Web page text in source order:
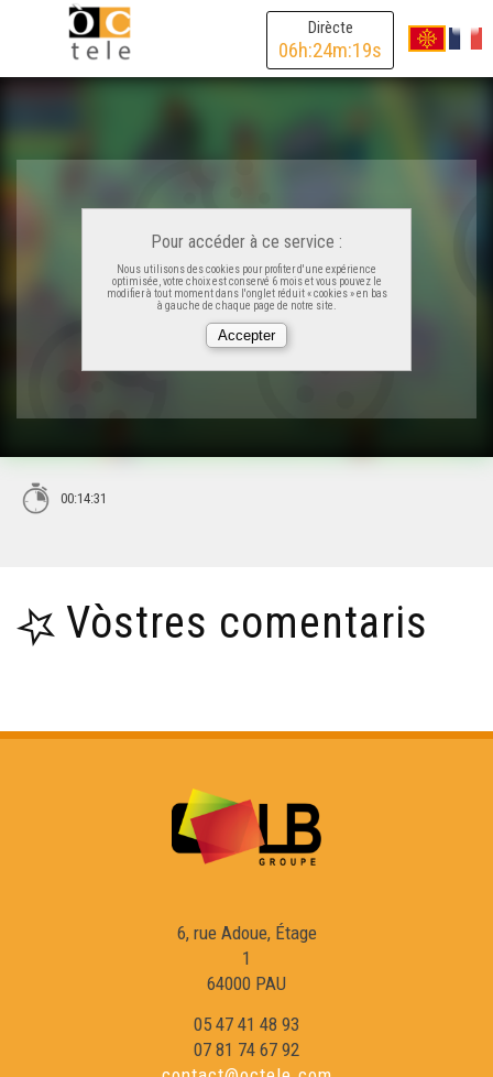
Dirècte
06h:24m:19s
Pour accéder à ce service :
Nous utilisons des cookies pour profiter d'une expérience
optimisée, votre choix est conservé 6 mois et vous pouvez le
modifier à tout moment dans l'onglet réduit « cookies » en bas
à gauche de chaque page de notre site.
00:14:31
Vòstres comentaris
6, rue Adoue, Étage
1
64000 PAU
05 47 41 48 93
07 81 74 67 92